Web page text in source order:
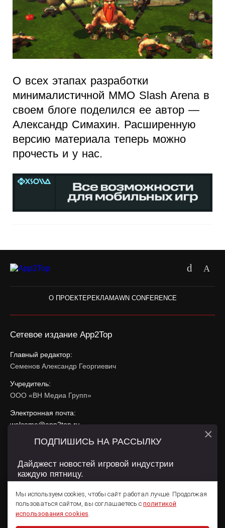
О всех этапах разработки
минималистичной ММО Slash Arena в
своем блоге поделился ее автор —
Александр Симахин. Расширенную
версию материала теперь можно
прочесть и у нас.
О ПРОЕКТЕРЕКЛАМАWN CONFERENCE
Сетевое издание App2Top
Главный редактор:
Семенов Александр Георгиевич
Учредитель:
ООО «ВН Медиа Групп»
Электронная почта:
welcome@app2top.ru
При использовании материалов активная ссылка на
Сайт использует IP адреса, cookie, данные геолокации
использования содержатся вПолитике конфиденциальностии
Пользовательском соглашении .
Мы используем cookies, чтобы сайт работал лучше. Продолжая
пользоваться сайтом, вы соглашаетесь с политикой
использования cookies.
ПОДПИШИСЬ НА РАССЫЛКУ
Дайджест новостей игровой индустрии
каждую пятницу.
×